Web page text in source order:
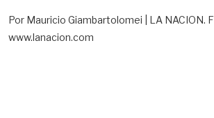
Por Mauricio Giambartolomei | LA NACION.
www.lanacion.com